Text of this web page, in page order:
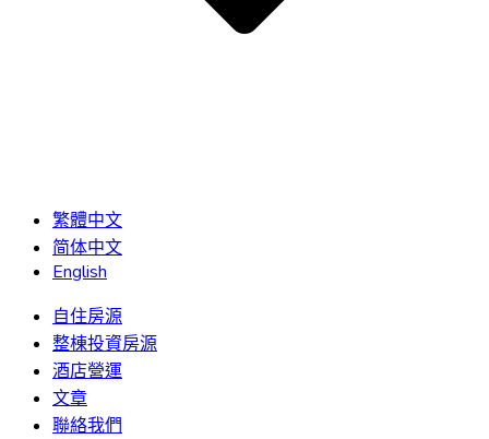
繁體中文
简体中文
English
自住房源
整棟投資房源
酒店營運
文章
聯絡我們